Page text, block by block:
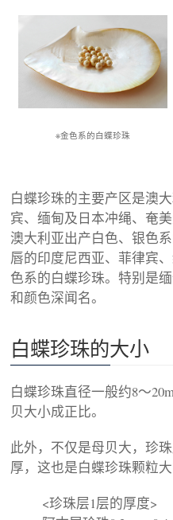
※金色系的白蝶珍珠
白蝶珍珠的主要产区是澳
宾、缅甸及日本冲绳、奄
澳大利亚出产白色、银色
唇的印度尼西亚、菲律宾
色系的白蝶珍珠。特别是
和颜色深闻名。
白蝶珍珠的大小
白蝶珍珠直径一般约8～
贝大小成正比。
此外，不仅是母贝大，珍
厚，这也是白蝶珍珠颗粒大
<珍珠层1层的厚度>